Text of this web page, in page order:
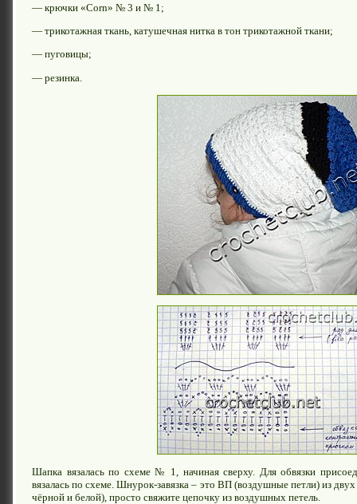
— крючки «Corn» № 3 и № 1;
— трикотажная ткань, катушечная нитка в тон трикотажной ткани;
— пуговицы;
— резинка.
Шапка вязалась по схеме № 1, начиная сверху. Для обвязки
вязалась по схеме. Шнурок-завязка – это ВП (воздушные петли) из
чёрной и белой), просто свяжите цепочку из воздушных петель.